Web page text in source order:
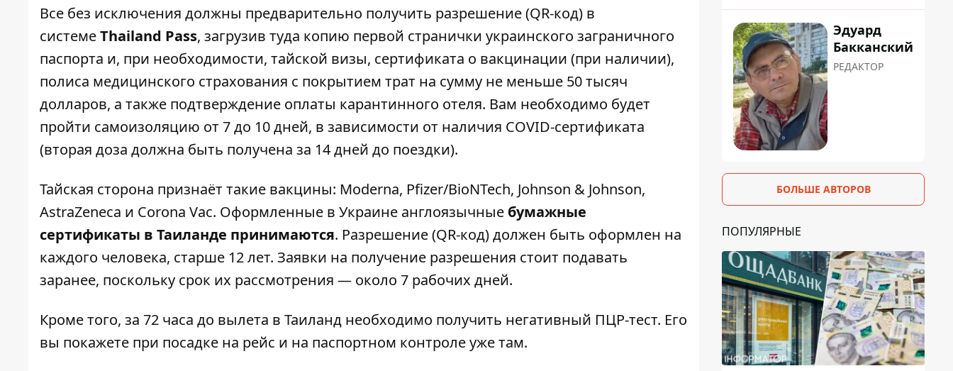
Все без исключения должны предварительно получить разрешение (QR-код) в
системеThailand Pass, загрузив туда копию первой странички украинского заграничного
паспорта и, при необходимости, тайской визы, сертификата о вакцинации (при наличии),
полиса медицинского страхования с покрытием трат на сумму не меньше 50 тысяч
долларов, а также подтверждение оплаты карантинного отеля. Вам необходимо будет
пройти самоизоляцию от 7 до 10 дней, в зависимости от наличия COVID-сертификата
(вторая доза должна быть получена за 14 дней до поездки).
Тайская сторона признаёт такие вакцины: Moderna, Pfizer/BioNTech, Johnson & Johnson,
AstraZeneca и Corona Vac. Оформленные в Украине англоязычные бумажные
сертификаты в Таиланде принимаются. Разрешение (QR-код) должен быть оформлен на
каждого человека, старше 12 лет. Заявки на получение разрешения стоит подавать
заранее, поскольку срок их рассмотрения — около 7 рабочих дней.
Кроме того, за 72 часа до вылета в Таиланд необходимо получить негативный ПЦР-тест. Его
вы покажете при посадке на рейс и на паспортном контроле уже там.
Эдуард
Бакканский
РЕДАКТОР
БОЛЬШЕ АВТОРОВ
ПОПУЛЯРНЫЕ